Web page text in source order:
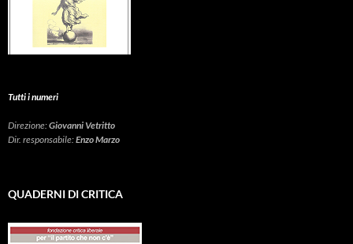
Tutti i numeri
Direzione:Giovanni Vetritto
Dir. responsabile:Enzo Marzo
QUADERNI DI CRITICA